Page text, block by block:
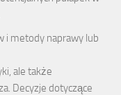
i metody naprawy lub
ale także
Decyzje dotyczące